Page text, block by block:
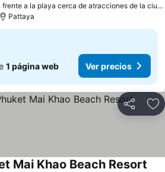
Ubicación frente a la playa cerca de atracciones de la ciudad
Pattaya
1 página web Ver precios
Compartir
Mai Khao Beach Resort